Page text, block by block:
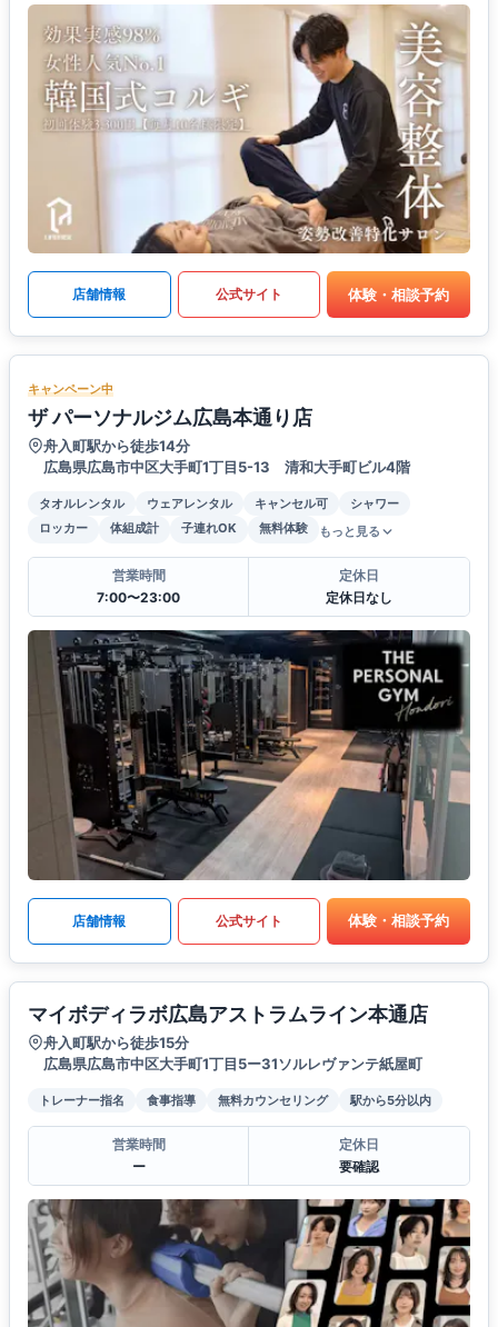
店舗情報 公式サイト 体験・相談予約
キャンペーン中
ザ パーソナルジム広島本通り店
舟入町駅から徒歩14分
広島県広島市中区大手町1丁目5-13 清和大手町ビル4階
タオルレンタル ウェアレンタル キャンセル可
シャワー
ロッカー
体組成計 子連れOK 無料体験 もっと見る
営業時間
7:00〜23:00
定休日
定休日なし
店舗情報 公式サイト 体験・相談予約
マイボディラボ広島アストラムライン本通店
舟入町駅から徒歩15分
広島県広島市中区大手町1丁目5ー31ソルレヴァンテ紙屋町
トレーナー指名 食事指導 無料カウンセリング 駅から5分以内
営業時間
ー
定休日
要確認